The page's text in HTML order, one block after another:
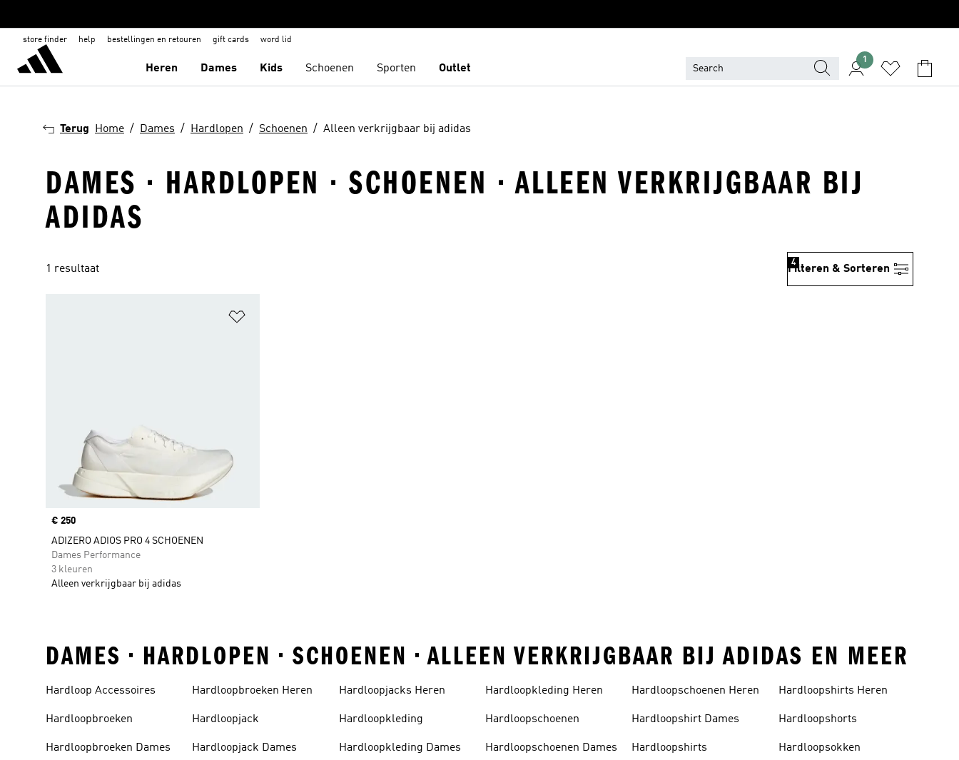
store finder help bestellingen en retouren gift cards word lid
Heren Dames Kids Schoenen Sporten Outlet
1
Terug Home Dames Hardlopen Schoenen Alleen verkrijgbaar bij adidas
DAMES · HARDLOPEN · SCHOENEN · ALLEEN VERKRIJGBAAR BIJ
ADIDAS
1 resultaat Filteren & Sorteren
4
Price
€ 250
ADIZERO ADIOS PRO 4 SCHOENEN
Dames Performance
3 kleuren
Alleen verkrijgbaar bij adidas
DAMES • HARDLOPEN • SCHOENEN • ALLEEN VERKRIJGBAAR BIJ ADIDAS EN MEER
Hardloop Accessoires
Hardloopbroeken
Hardloopbroeken Dames
Hardloopbroeken Heren
Hardloopjack
Hardloopjack Dames
Hardloopjacks Heren
Hardloopkleding
Hardloopkleding Dames
Hardloopkleding Heren
Hardloopschoenen
Hardloopschoenen Dames
Hardloopschoenen Heren
Hardloopshirt Dames
Hardloopshirts
Hardloopshirts Heren
Hardloopshorts
Hardloopsokken